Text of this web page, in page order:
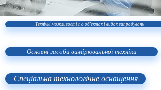
Технічні можливості по об'єктах і видах випробувань
Основні засоби вимірювальної техніки
Спеціальна технологічне оснащення